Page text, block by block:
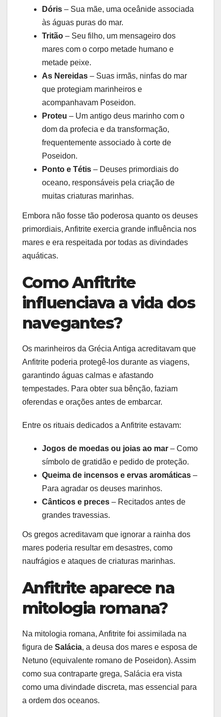
Dóris – Sua mãe, uma oceânide associada
às águas puras do mar.
Tritão – Seu filho, um mensageiro dos
mares com o corpo metade humano e
metade peixe.
As Nereidas – Suas irmãs, ninfas do mar
que protegiam marinheiros e
acompanhavam Poseidon.
Proteu – Um antigo deus marinho com o
dom da profecia e da transformação,
frequentemente associado à corte de
Poseidon.
Ponto e Tétis – Deuses primordiais do
oceano, responsáveis pela criação de
muitas criaturas marinhas.
Embora não fosse tão poderosa quanto os deuses
primordiais, Anfitrite exercia grande influência nos
mares e era respeitada por todas as divindades
aquáticas.
Como Anfitrite
influenciava a vida dos
navegantes?
Os marinheiros da Grécia Antiga acreditavam que
Anfitrite poderia protegê-los durante as viagens,
garantindo águas calmas e afastando
tempestades. Para obter sua bênção, faziam
oferendas e orações antes de embarcar.
Entre os rituais dedicados a Anfitrite estavam:
Jogos de moedas ou joias ao mar – Como
símbolo de gratidão e pedido de proteção.
Queima de incensos e ervas aromáticas –
Para agradar os deuses marinhos.
Cânticos e preces – Recitados antes de
grandes travessias.
Os gregos acreditavam que ignorar a rainha dos
mares poderia resultar em desastres, como
naufrágios e ataques de criaturas marinhas.
Anfitrite aparece na
mitologia romana?
Na mitologia romana, Anfitrite foi assimilada na
figura de Salácia, a deusa dos mares e esposa de
Netuno (equivalente romano de Poseidon). Assim
como sua contraparte grega, Salácia era vista
como uma divindade discreta, mas essencial para
a ordem dos oceanos.